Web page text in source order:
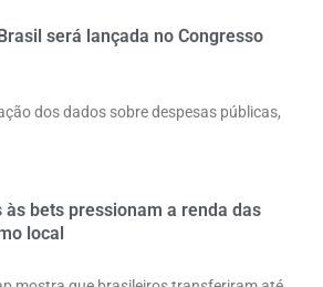
será lançada no Congresso
dos dados sobre despesas públicas,
às bets pressionam a renda das
local